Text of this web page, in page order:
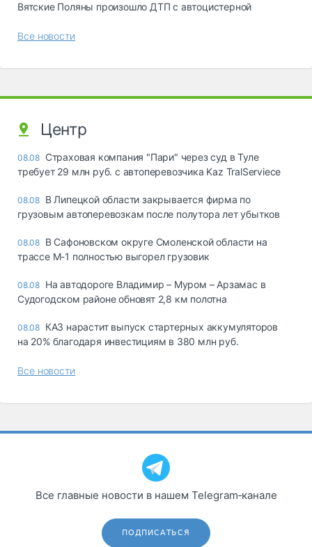
Вятские Поляны произошло ДТП с автоцистерной
Все новости
Центр
08.08 Страховая компания "Пари" через суд в Туле
требует 29 млн руб. с автоперевозчика Kaz TralServiece
08.08 В Липецкой области закрывается фирма по
грузовым автоперевозкам после полутора лет убытков
08.08 В Сафоновском округе Смоленской области на
трассе М-1 полностью выгорел грузовик
08.08 На автодороге Владимир – Муром – Арзамас в
Судогодском районе обновят 2,8 км полотна
08.08 КАЗ нарастит выпуск стартерных аккумуляторов
на 20% благодаря инвестициям в 380 млн руб.
Все новости
Все главные новости в нашем Telegram‑канале
ПОДПИСАТЬСЯ